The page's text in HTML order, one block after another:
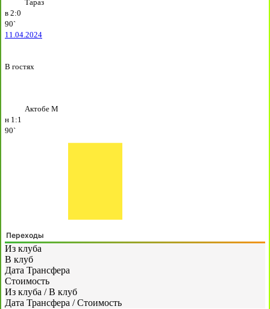
Тараз
в 2:0
90`
11.04.2024
В гостях
Актобе М
н 1:1
90`
Переходы
Из клуба
В клуб
Дата Трансфера
Стоимость
Из клуба / В клуб
Дата Трансфера / Стоимость